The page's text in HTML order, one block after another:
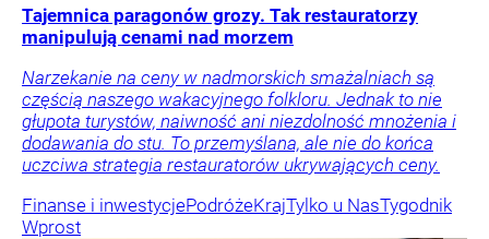
Tajemnica paragonów grozy. Tak restauratorzy
manipulują cenami nad morzem
Narzekanie na ceny w nadmorskich smażalniach są
częścią naszego wakacyjnego folkloru. Jednak to nie
głupota turystów, naiwność ani niezdolność mnożenia i
dodawania do stu. To przemyślana, ale nie do końca
uczciwa strategia restauratorów ukrywających ceny.
Finanse i inwestycjePodróżeKrajTylko u NasTygodnik
Wprost